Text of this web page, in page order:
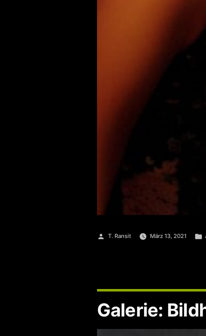
Veröffentlicht
T. Ransit März 13, 2021
Galerie: